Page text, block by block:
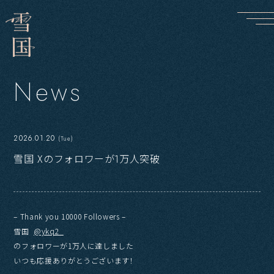
News
2026.01.20 (Tue)
雪国 Xのフォロワーが1万人突破
– Thank you 10000 Followers –
雪国 @ykq2_
のフォロワーが1万人に達しました
いつも応援ありがとうございます！